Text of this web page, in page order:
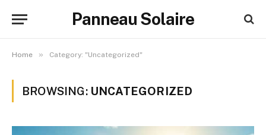
Panneau Solaire
Home » Category: "Uncategorized"
BROWSING: UNCATEGORIZED